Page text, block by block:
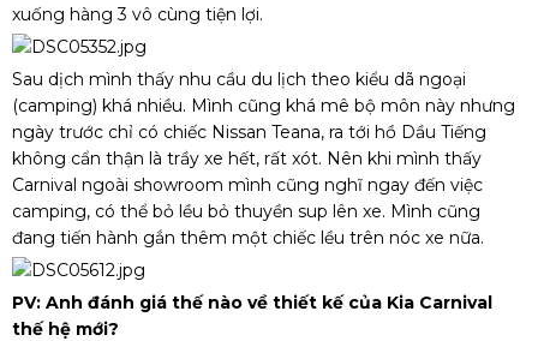
xuống hàng 3 vô cùng tiện lợi.
Sau dịch mình thấy nhu cầu du lịch theo kiểu dã ngoại
(camping) khá nhiều. Mình cũng khá mê bộ môn này nhưng
ngày trước chỉ có chiếc Nissan Teana, ra tới hồ Dầu Tiếng
không cẩn thận là trầy xe hết, rất xót. Nên khi mình thấy
Carnival ngoài showroom mình cũng nghĩ ngay đến việc
camping, có thể bỏ lều bỏ thuyền sup lên xe. Mình cũng
đang tiến hành gắn thêm một chiếc lều trên nóc xe nữa.
PV: Anh đánh giá thế nào về thiết kế của Kia Carnival
thế hệ mới?